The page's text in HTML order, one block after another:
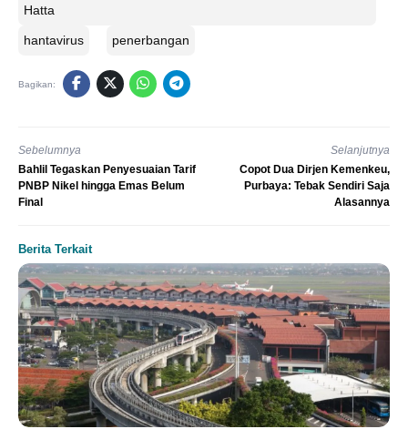
Hatta
hantavirus penerbangan
Bagikan:
Sebelumnya
Bahlil Tegaskan Penyesuaian Tarif
PNBP Nikel hingga Emas Belum
Final
Selanjutnya
Copot Dua Dirjen Kemenkeu,
Purbaya: Tebak Sendiri Saja
Alasannya
Berita Terkait